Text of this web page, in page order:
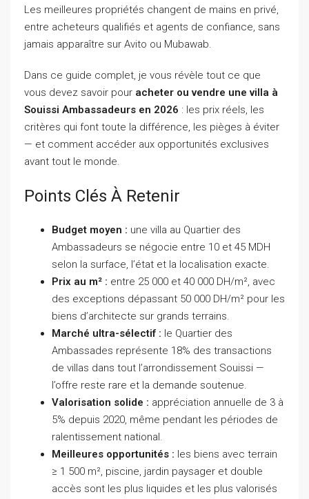
Les meilleures propriétés changent de mains en privé,
entre acheteurs qualifiés et agents de confiance, sans
jamais apparaître sur Avito ou Mubawab.
Dans ce guide complet, je vous révèle tout ce que
vous devez savoir pour acheter ou vendre une villa à
Souissi Ambassadeurs en 2026 : les prix réels, les
critères qui font toute la différence, les pièges à éviter
— et comment accéder aux opportunités exclusives
avant tout le monde.
Points Clés À Retenir
Budget moyen : une villa au Quartier des
Ambassadeurs se négocie entre 10 et 45 MDH
selon la surface, l’état et la localisation exacte.
Prix au m² : entre 25 000 et 40 000 DH/m², avec
des exceptions dépassant 50 000 DH/m² pour les
biens d’architecte sur grands terrains.
Marché ultra-sélectif : le Quartier des
Ambassades représente 18% des transactions
de villas dans tout l’arrondissement Souissi —
l’offre reste rare et la demande soutenue.
Valorisation solide : appréciation annuelle de 3 à
5% depuis 2020, même pendant les périodes de
ralentissement national.
Meilleures opportunités : les biens avec terrain
≥ 1 500 m², piscine, jardin paysager et double
accès sont les plus liquides et les plus valorisés